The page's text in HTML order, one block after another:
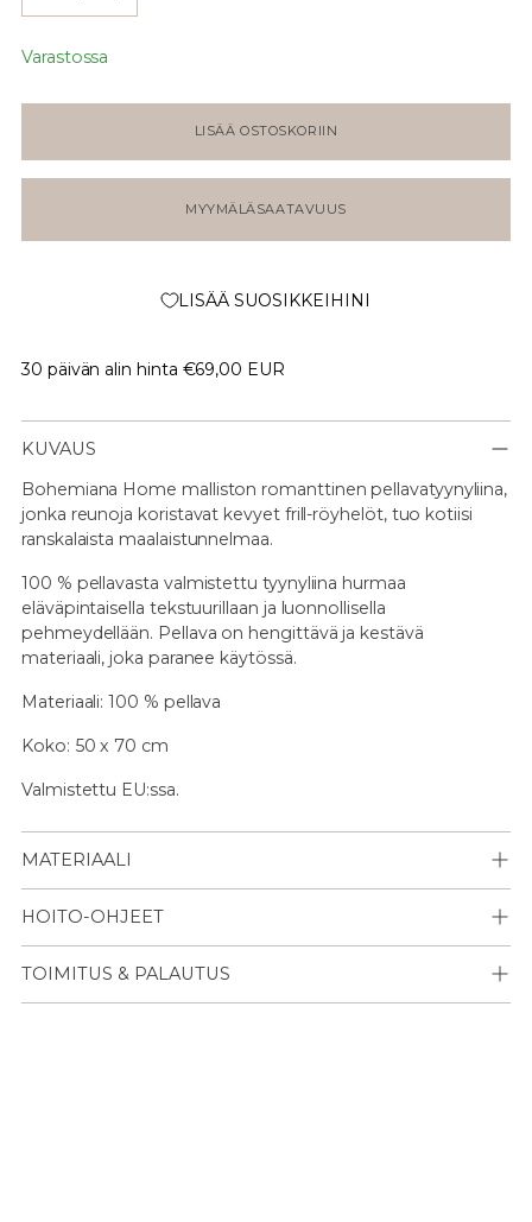
Varastossa
LISÄÄ OSTOSKORIIN
MYYMÄLÄSAATAVUUS
LISÄÄ SUOSIKKEIHINI
30 päivän alin hinta €69,00 EUR
KUVAUS
Bohemiana Home malliston romanttinen pellavatyynyliina,
jonka reunoja koristavat kevyet frill-röyhelöt, tuo kotiisi
ranskalaista maalaistunnelmaa.
100 % pellavasta valmistettu tyynyliina hurmaa
eläväpintaisella tekstuurillaan ja luonnollisella
pehmeydellään. Pellava on hengittävä ja kestävä
materiaali, joka paranee käytössä.
Materiaali: 100 % pellava
Koko: 50 x 70 cm
Valmistettu EU:ssa.
MATERIAALI
HOITO-OHJEET
TOIMITUS & PALAUTUS